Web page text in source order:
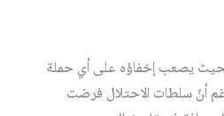
يصعب إخفاؤه على أي حملة
أنّ سلطات الاحتلال فرضت